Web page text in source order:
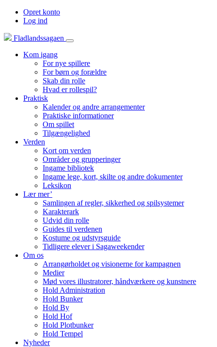
Opret konto
Log ind
Fladlandssagaen
Kom igang
For nye spillere
For børn og forældre
Skab din rolle
Hvad er rollespil?
Praktisk
Kalender og andre arrangementer
Praktiske informationer
Om spillet
Tilgængelighed
Verden
Kort om verden
Områder og grupperinger
Ingame bibliotek
Ingame lege, kort, skilte og andre dokumenter
Leksikon
Lær mer’
Samlingen af regler, sikkerhed og spilsystemer
Karakterark
Udvid din rolle
Guides til verdenen
Kostume og udstyrsguide
Tidligere elever i Sagaweekender
Om os
Arrangørholdet og visionerne for kampagnen
Medier
Mød vores illustratorer, håndværkere og kunstnere
Hold Administration
Hold Bunker
Hold By
Hold Hof
Hold Plotbunker
Hold Tempel
Nyheder